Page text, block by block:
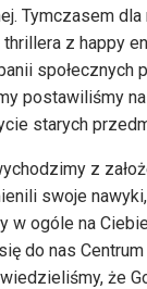
Tymczasem dla
z happy
społecznych
postawiliśmy
starych
z
swoje
w ogóle na
do nas
że